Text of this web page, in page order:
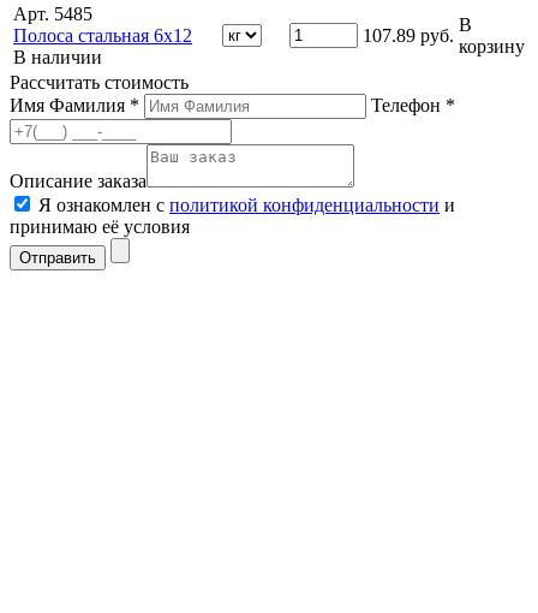
Арт. 5485
Полоса стальная 6х12
В наличии
107.89 руб.
В
корзину
Рассчитать стоимость
Имя Фамилия *
Телефон *
Описание заказа
Я ознакомлен с политикой конфиденциальности и
принимаю её условия
Отправить